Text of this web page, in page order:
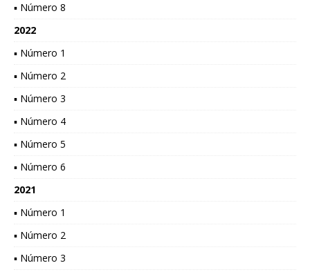
▪ Número 8
2022
▪ Número 1
▪ Número 2
▪ Número 3
▪ Número 4
▪ Número 5
▪ Número 6
2021
▪ Número 1
▪ Número 2
▪ Número 3